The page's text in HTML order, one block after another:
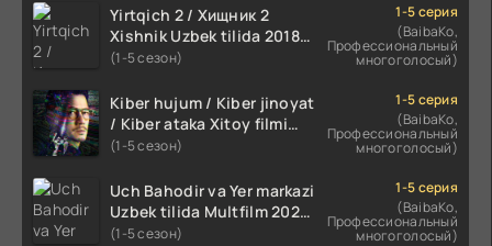
Yirtqich 2 / Хищник 2
Xishnik Uzbek tilida 2018-
2024 O'zbekcha tarjima
(1-5 сезон)
1-5 серия
(BaibaKo,
Профессиональный
многоголосый)
Kiber hujum / Kiber jinoyat
/ Kiber ataka Xitoy filmi
Uzbek tilida O'zbekcha
HD skachat
(1-5 сезон)
1-5 серия
(BaibaKo,
Профессиональный
многоголосый)
Uch Bahodir va Yer markazi
Uzbek tilida Multfilm 2025
tarjima HD skachat
(1-5 сезон)
1-5 серия
(BaibaKo,
Профессиональный
многоголосый)